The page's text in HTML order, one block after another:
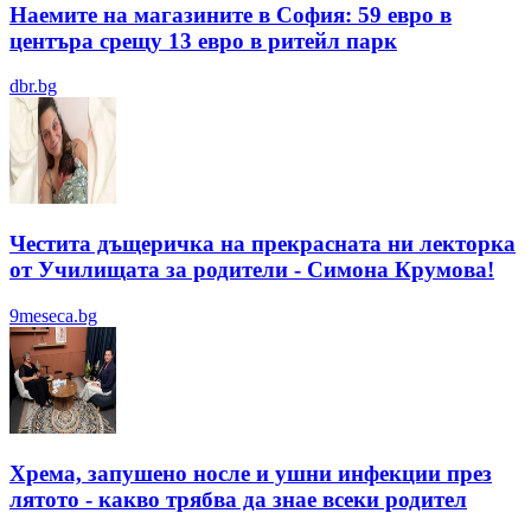
Наемите на магазините в София: 59 евро в
центъра срещу 13 евро в ритейл парк
dbr.bg
Честита дъщеричка на прекрасната ни лекторка
от Училищата за родители - Симона Крумова!
9meseca.bg
Хрема, запушено носле и ушни инфекции през
лятотo - какво трябва да знае всеки родител